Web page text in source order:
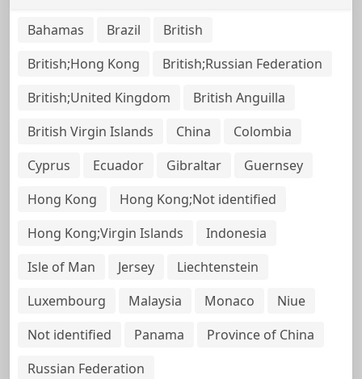
Bahamas Brazil
British
British;Hong Kong
British;Russian Federation
British;United Kingdom
British Anguilla
British Virgin Islands
China
Colombia
Cyprus
Ecuador Gibraltar
Guernsey
Hong Kong
Hong Kong;Not identified
Hong Kong;Virgin Islands
Indonesia
Isle of Man
Jersey
Liechtenstein
Luxembourg
Malaysia Monaco
Niue
Not identified
Panama
Province of China
Russian Federation